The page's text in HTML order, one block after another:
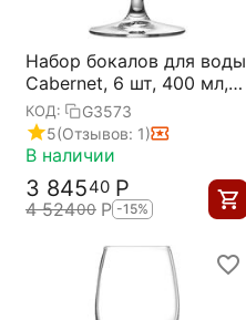
Набор бокалов для воды
Cabernet, 6 шт, 400 мл,
D75/81 мм, H167 мм,
Chef&Sommelier
КОД:
G3573
5(Отзывов: 1)
В наличии
3 84540 Р
4 52400 Р -15%